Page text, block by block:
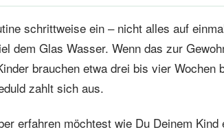
schrittweise ein – nicht alles auf
dem Glas Wasser. Wenn das zur
brauchen etwa drei bis vier Wochen
zahlt sich aus.
erfahren möchtest wie Du Deinem Kind